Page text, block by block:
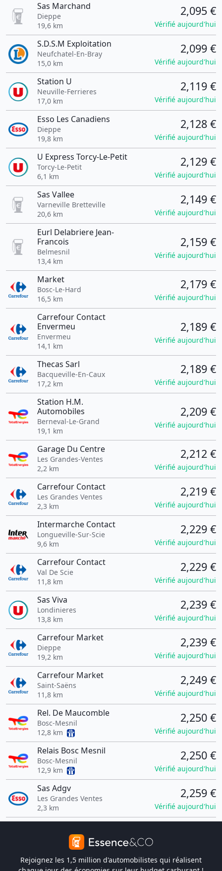
Sas Marchand
Dieppe
19,6 km
2,095 €
Vérifié aujourd'hui
S.D.S.M Exploitation
Neufchatel-En-Bray
15,0 km
2,099 €
Vérifié aujourd'hui
Station U
Neuville-Ferrieres
17,0 km
2,119 €
Vérifié aujourd'hui
Esso Les Canadiens
Dieppe
19,8 km
2,128 €
Vérifié aujourd'hui
U Express Torcy-Le-Petit
Torcy-Le-Petit
6,1 km
2,129 €
Vérifié aujourd'hui
Sas Vallee
Varneville Bretteville
20,6 km
2,149 €
Vérifié aujourd'hui
Eurl Delabriere Jean-
Francois
Belmesnil
13,4 km
2,159 €
Vérifié aujourd'hui
Market
Bosc-Le-Hard
16,5 km
2,179 €
Vérifié aujourd'hui
Carrefour Contact
Envermeu
Envermeu
14,1 km
2,189 €
Vérifié aujourd'hui
Thecas Sarl
Bacqueville-En-Caux
17,2 km
2,189 €
Vérifié aujourd'hui
Station H.M.
Automobiles
Berneval-Le-Grand
19,1 km
2,209 €
Vérifié aujourd'hui
Garage Du Centre
Les Grandes-Ventes
2,2 km
2,212 €
Vérifié aujourd'hui
Carrefour Contact
Les Grandes Ventes
2,3 km
2,219 €
Vérifié aujourd'hui
Intermarche Contact
Longueville-Sur-Scie
9,6 km
2,229 €
Vérifié aujourd'hui
Carrefour Contact
Val De Scie
11,8 km
2,229 €
Vérifié aujourd'hui
Sas Viva
Londinieres
13,8 km
2,239 €
Vérifié aujourd'hui
Carrefour Market
Dieppe
19,2 km
2,239 €
Vérifié aujourd'hui
Carrefour Market
Saint-Saëns
11,8 km
2,249 €
Vérifié aujourd'hui
Rel. De Maucomble
Bosc-Mesnil
12,8 km
2,250 €
Vérifié aujourd'hui
Relais Bosc Mesnil
Bosc-Mesnil
12,9 km
2,250 €
Vérifié aujourd'hui
Sas Adgv
Les Grandes Ventes
2,3 km
2,259 €
Vérifié aujourd'hui
Rejoignez les 1,5 million d'automobilistes qui réalisent